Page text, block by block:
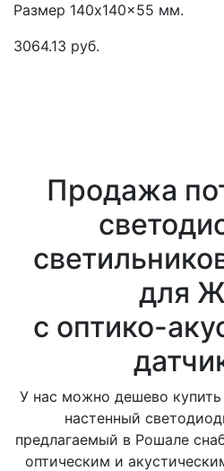
Размер 140x140x55 мм.
3064.13 руб.
Продажа
для
с оптико-
У нас можно дешево купить
настенный
предлагаемый в Рошале
оптическим и